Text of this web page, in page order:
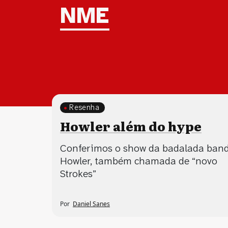
Tag:
NME
Resenha
Howler além do hype
Conferimos o show da badalada
Howler, também chamada de “novo
Strokes”
Por Daniel Sanes